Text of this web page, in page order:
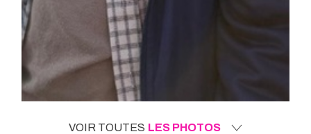
VOIR TOUTES LES PHOTOS